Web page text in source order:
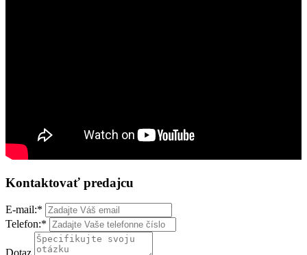
Kontaktovať predajcu
E-mail:*
Telefon:*